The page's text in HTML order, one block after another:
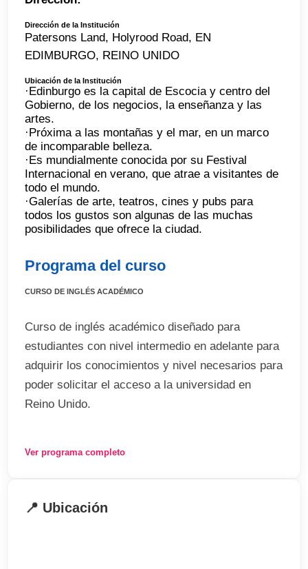
Dirección de la Institución
Patersons Land, Holyrood Road, EN
EDIMBURGO, REINO UNIDO
Ubicación de la Institución
·Edinburgo es la capital de Escocia y centro del
Gobierno, de los negocios, la enseñanza y las
artes.
·Próxima a las montañas y el mar, en un marco
de incomparable belleza.
·Es mundialmente conocida por su Festival
Internacional en verano, que atrae a visitantes de
todo el mundo.
·Galerías de arte, teatros, cines y pubs para
todos los gustos son algunas de las muchas
posibilidades que ofrece la ciudad.
Programa del curso
CURSO DE INGLÉS ACADÉMICO
Curso de inglés académico diseñado para
estudiantes con nivel intermedio en adelante para
adquirir los conocimientos y nivel necesarios para
poder solicitar el acceso a la universidad en
Reino Unido.
contextos académicos, podrás prepararte el
inglés, requisito indispensable para acceder a la
Ver programa completo
📍 Ubicación